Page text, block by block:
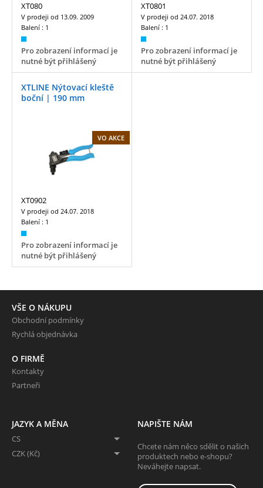
XT080
V prodeji od 13.09. 2009
Balení : 1
Pro zobrazení informací je
nutné být přihlášený
XT0801
V prodeji od 24.07. 2018
Balení : 1
Pro zobrazení informací je
nutné být přihlášený
XTLINE Nýtovací kleště
boční | 190 mm
VO AKCE
XT0902
V prodeji od 24.07. 2018
Balení : 1
Pro zobrazení informací je
nutné být přihlášený
VŠE O NÁKUPU
Obchodní podmínky
Rychlá objednávka
O FIRMĚ
Kontakty
Partneři
JAZYK A MĚNA
CS
CZK (Kč)
NAPIŠTE NÁM
Chcete nám něco sdělit o našich
produktech nebo e-shopu?
Neváhejte napsat.